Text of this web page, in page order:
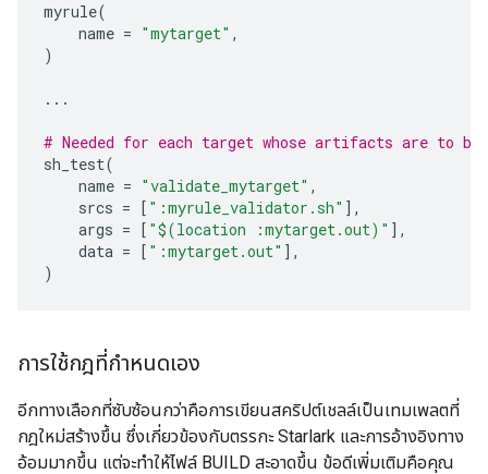
myrule(
name = "mytarget" ,
)
...
# Needed for each target whose artifacts are to be
sh_test(
name = "validate_mytarget" ,
srcs = [ ":myrule_validator.sh" ],
args = [ "$(location :mytarget.out)" ],
data = [ ":mytarget.out" ],
)
การใช้กฎที่กำหนดเอง
อีกทางเลือกที่ซับซ้อนกว่าคือการเขียนสคริปต์เชลล์เป็นเทมเพลตที่
กฎใหม่สร้างขึ้น ซึ่งเกี่ยวข้องกับตรรกะ Starlark และการอ้างอิงทาง
อ้อมมากขึ้น แต่จะทำให้ไฟล์ BUILD สะอาดขึ้น ข้อดีเพิ่มเติมคือคุณ